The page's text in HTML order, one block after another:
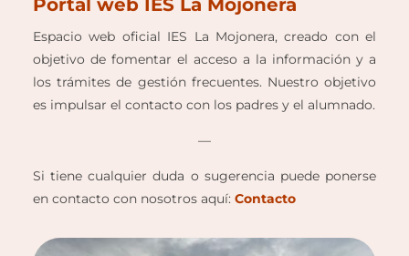
Espacio web oficial IES La Mojonera, creado con el
objetivo de fomentar el acceso a la información y a
los trámites de gestión frecuentes. Nuestro objetivo
es impulsar el contacto con los padres y el alumnado.
—
Si tiene cualquier duda o sugerencia puede ponerse
en contacto con nosotros aquí: Contacto